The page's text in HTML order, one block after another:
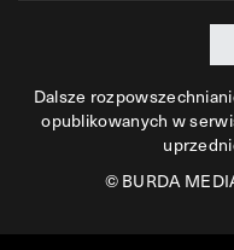
Dalsze
opublikowanych w
©BURDA